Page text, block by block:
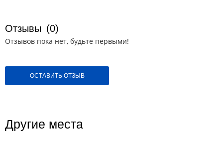
Отзывы (0)
Отзывов пока нет, будьте первыми!
ОСТАВИТЬ ОТЗЫВ
Другие места